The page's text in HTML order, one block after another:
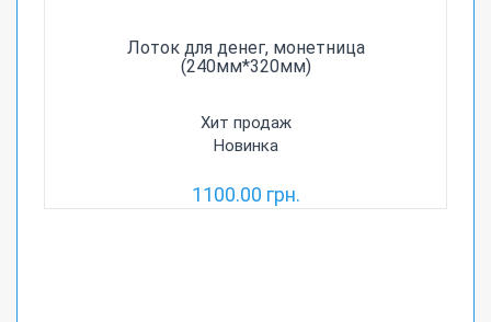
Лоток для денег, монетница
(240мм*320мм)
Хит продаж
Новинка
1100.00 грн.